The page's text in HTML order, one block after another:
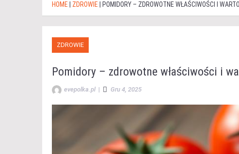
HOME ZDROWIE POMIDORY – ZDROWOTNE WŁAŚCIWOŚCI I
ZDROWIE
Pomidory – zdrowotne właściwości i
evepolka.pl | Gru 4, 2025